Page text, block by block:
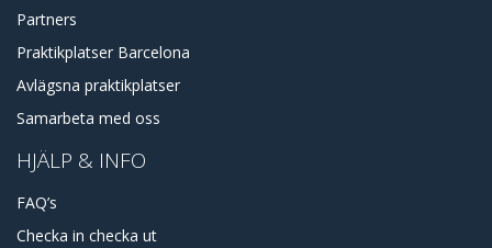
Partners
Praktikplatser Barcelona
Avlägsna praktikplatser
Samarbeta med oss
HJÄLP & INFO
FAQ’s
Checka in checka ut